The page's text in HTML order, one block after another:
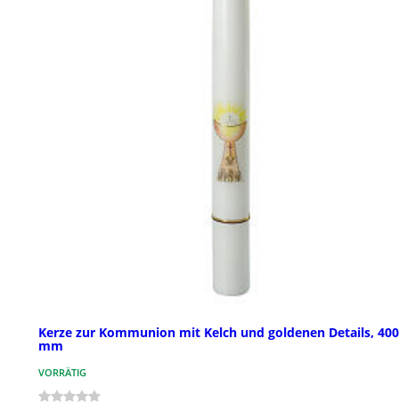
Kerze zur Kommunion mit Kelch und goldenen Details,
mm
VORRÄTIG